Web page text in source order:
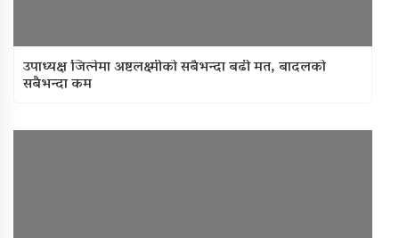
उपाध्यक्ष जित्नेमा अष्टलक्ष्मीको सबैभन्दा बढी मत, बादलको
सबैभन्दा कम